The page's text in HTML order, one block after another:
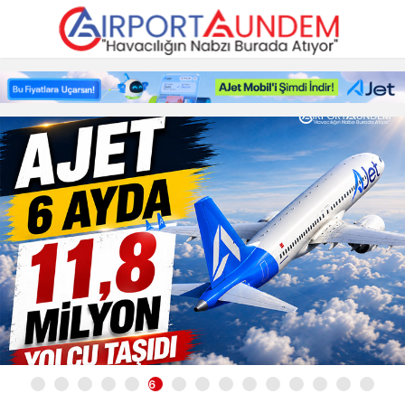
Havacılık
Haberleri
ve
Savunma
Haberleri
|
Airport
Gündem
6